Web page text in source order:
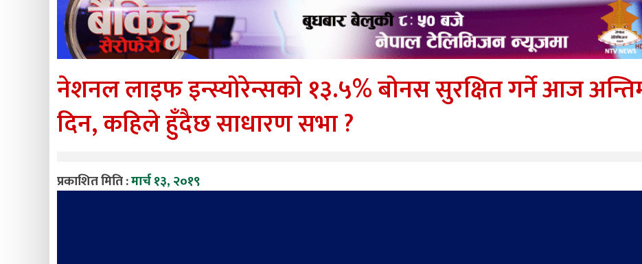
नेशनल लाइफ इन्स्योरेन्सको १३.५% बोनस सुरक्षित गर्ने आज
दिन, कहिले हुँदैछ साधारण सभा ?
प्रकाशित मिति :मार्च १३, २०१९